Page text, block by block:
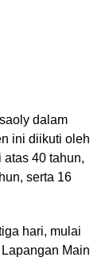
dalam
ini diikuti oleh
40 tahun,
serta 16
hari, mulai
Main